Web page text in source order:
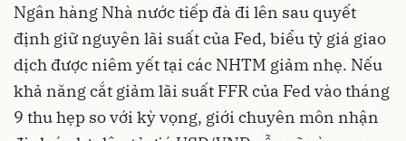
Ngân hàng Nhà nước tiếp đà đi lên sau quyết
định giữ nguyên lãi suất của Fed, biểu tỷ giá giao
dịch được niêm yết tại các NHTM giảm nhẹ. Nếu
khả năng cắt giảm lãi suất FFR của Fed vào tháng
9 thu hẹp so với kỳ vọng, giới chuyên môn nhận